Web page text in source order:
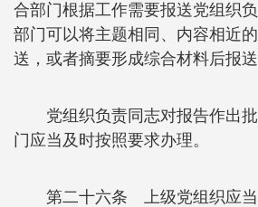
合部门根据工作需要报送党组织
部门可以将主题相同、内容相近
送，或者摘要形成综合材料后报送
党组织负责同志对报告作出
门应当及时按照要求办理。
第二十六条 上级党组织应